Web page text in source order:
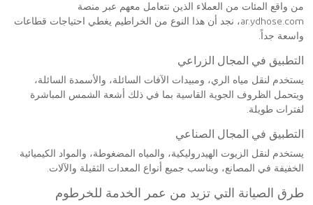
من واقع المئات من العملاء الذين نتعامل معهم عبر منصة
ar.ydhose.com، نجد أن هذا النوع من الخراطيم يغطي احتياجات قطاعات
واسعة جداً.
التطبيق في المجال الزراعي
يستخدم لنقل مياه الري، ومبيدات الآفات السائلة، والأسمدة السائلة،
ويتحمل الظروف الجوية القاسية بما في ذلك أشعة الشمس المباشرة
لفترات طويلة.
التطبيق في المجال الصناعي
يستخدم لنقل الزيوت الهيدروليكية، والمياه المضغوطة، والمواد الكيميائية
الخفيفة في المصانع، ويناسب جميع أنواع المعدات الثقيلة والآلات.
طرق الصيانة التي تزيد من عمر الخدمة للخرطوم